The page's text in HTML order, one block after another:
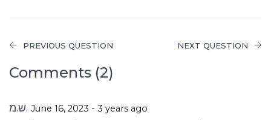
PREVIOUS QUESTION NEXT QUESTION
Comments (2)
ש.מ. June 16, 2023 - 3 years ago